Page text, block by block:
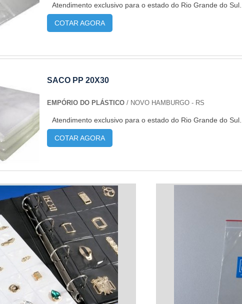
Atendimento exclusivo para o estado do Rio Grande do Sul...
COTAR AGORA
SACO PP 20X30
EMPÓRIO DO PLÁSTICO / NOVO HAMBURGO - RS
Atendimento exclusivo para o estado do Rio Grande do Sul...
COTAR AGORA